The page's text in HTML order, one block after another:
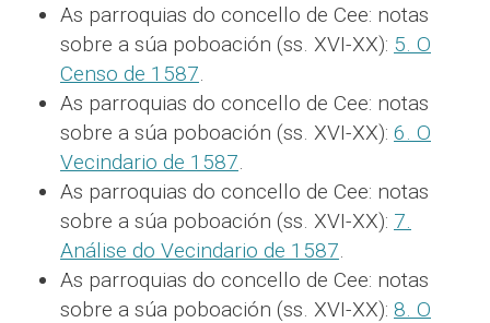
As parroquias do concello de Cee: notas
sobre a súa poboación (ss. XVI-XX): 5. O
Censo de 1587.
As parroquias do concello de Cee: notas
sobre a súa poboación (ss. XVI-XX): 6. O
Vecindario de 1587.
As parroquias do concello de Cee: notas
sobre a súa poboación (ss. XVI-XX): 7.
Análise do Vecindario de 1587.
As parroquias do concello de Cee: notas
sobre a súa poboación (ss. XVI-XX): 8. O